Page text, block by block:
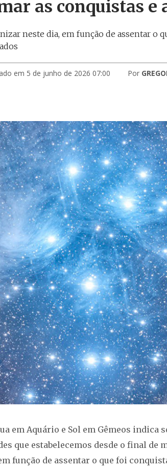
as conquistas e
neste dia, em função de assentar o
em 5 de junho de 2026 07:00 Por
em Aquário e Sol em Gêmeos indica
que estabelecemos desde o final de
função de assentar o que foi